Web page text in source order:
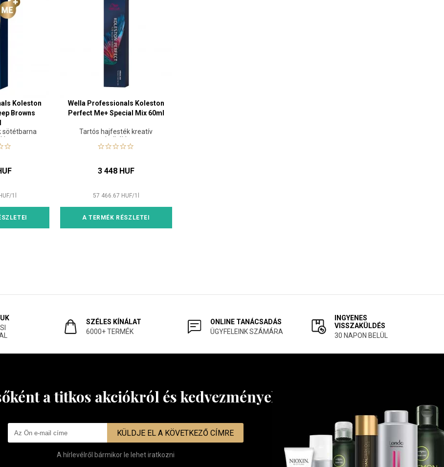
Koleston
Browns
sötétbarna
HUF/1
Wella Professionals Koleston
Perfect Me+ Special Mix 60ml
Tartós hajfesték kreatív
technikákhoz
3 448 HUF
57 466.67 HUF/1
A TERMÉK RÉSZLETEI
SZÉLES KÍNÁLAT
6000+ TERMÉK
ONLINE TANÁCSADÁS
ÜGYFELEINK SZÁMÁRA
INGYENES
VISSZAKÜLDÉS
30 NAPON BELÜL
a titkos akciókról és kedvezményekről
KÜLDJE EL A KÖVETKEZŐ CÍMRE
A hírlevélről bármikor le lehet iratkozni